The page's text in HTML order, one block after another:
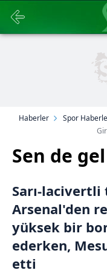
Haberler Spor
Sen de
Sarı-lacivertli
Arsenal'den
yüksek bir
ederken,
etti